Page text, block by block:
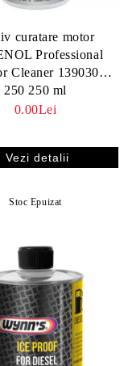
curatare motor
Professional
Cleaner 1390302-
250 250 ml
0.00Lei
Vezi detalii
Stoc Epuizat